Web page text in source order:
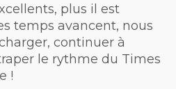
plus il est
temps avancent, nous
continuer à
le rythme du Times
!